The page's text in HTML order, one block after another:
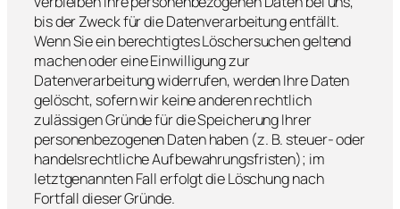
bis der Zweck für die Datenverarbeitung entfällt.
Wenn Sie ein berechtigtes Löschersuchen geltend
machen oder eine Einwilligung zur
Datenverarbeitung widerrufen, werden Ihre Daten
gelöscht, sofern wir keine anderen rechtlich
zulässigen Gründe für die Speicherung Ihrer
personenbezogenen Daten haben (z. B. steuer- oder
handelsrechtliche Aufbewahrungsfristen); im
letztgenannten Fall erfolgt die Löschung nach
Fortfall dieser Gründe.